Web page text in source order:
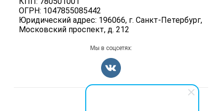
ОГРН: 1047855085442
Юридический адрес: 196066, г. Санкт-Петербург,
Московский проспект, д. 212
Мы в соцсетях: